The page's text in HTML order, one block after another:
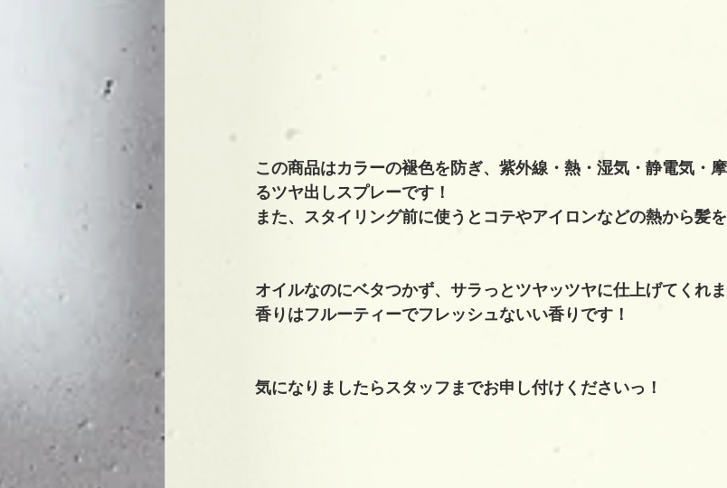
この商品はカラーの褪色を防ぎ、紫外線・熱・湿気・静電気・
るツヤ出しスプレーです！
また、スタイリング前に使うとコテやアイロンなどの熱から髪
オイルなのにベタつかず、サラっとツヤッツヤに仕上げてくれ
香りはフルーティーでフレッシュないい香りです！
気になりましたらスタッフまでお申し付けくださいっ！